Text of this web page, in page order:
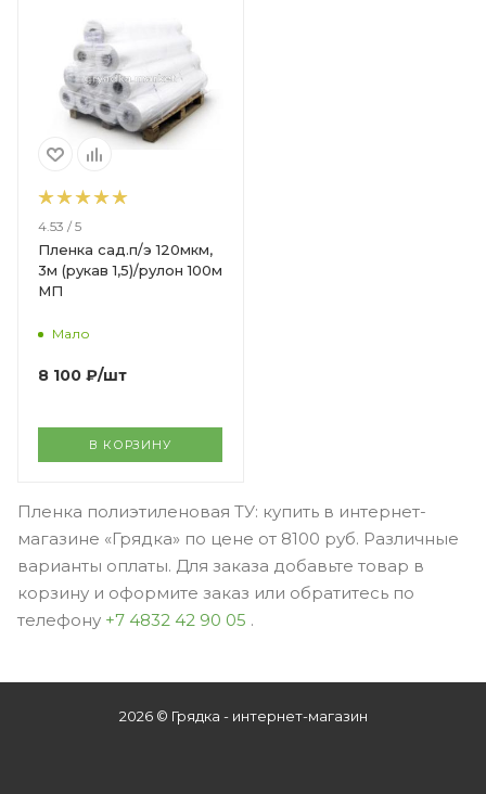
4.53 / 5
Пленка сад.п/э 120мкм,
3м (рукав 1,5)/рулон 100м
МП
Мало
8 100 ₽/шт
В КОРЗИНУ
Пленка полиэтиленовая ТУ: купить в интернет-
магазине «Грядка» по цене от 8100 руб. Различные
варианты оплаты. Для заказа добавьте товар в
корзину и оформите заказ или обратитесь по
телефону +7 4832 42 90 05 .
2026 © Грядка - интернет-магазин